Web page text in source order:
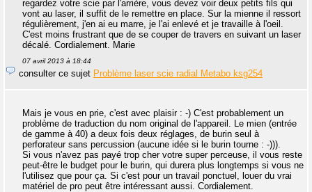
regardez votre scie par l'arrière, vous devez voir deux petits fils qui
vont au laser, il suffit de le remettre en place. Sur la mienne il ressort
régulièrement, j'en ai eu marre, je l'ai enlevé et je travaille à l'oeil.
C'est moins frustrant que de se couper de travers en suivant un laser
décalé. Cordialement. Marie
07 avril 2013 à 18:44
consulter ce sujet Problème laser scie radial Metabo ksg254
Mais je vous en prie, c'est avec plaisir : -) C'est probablement un
problème de traduction du nom original de l'appareil. Le mien (entrée
de gamme à 40) a deux fois deux réglages, de burin seul à
perforateur sans percussion (aucune idée si le burin tourne : -))).
Si vous n'avez pas payé trop cher votre super perceuse, il vous reste
peut-être le budget pour le burin, qui durera plus longtemps si vous ne
l'utilisez que pour ça. Si c'est pour un travail ponctuel, louer du vrai
matériel de pro peut être intéressant aussi. Cordialement.